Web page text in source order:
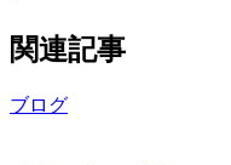
関連記事
ブログ